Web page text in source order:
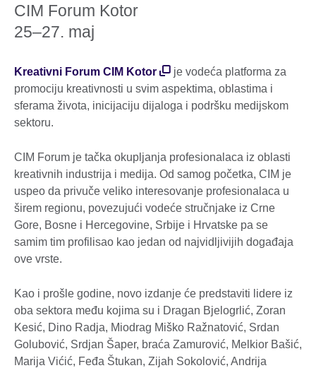
CIM Forum Kotor
25–27. maj
Kreativni Forum CIM Kotor
je vodeća platforma za
promociju kreativnosti u svim aspektima, oblastima i
sferama života, inicijaciju dijaloga i podršku medijskom
sektoru.
CIM Forum je tačka okupljanja profesionalaca iz oblasti
kreativnih industrija i medija. Od samog početka, CIM je
uspeo da privuče veliko interesovanje profesionalaca u
širem regionu, povezujući vodeće stručnjake iz Crne
Gore, Bosne i Hercegovine, Srbije i Hrvatske pa se
samim tim profilisao kao jedan od najvidljivijih događaja
ove vrste.
Kao i prošle godine, novo izdanje će predstaviti lidere iz
oba sektora među kojima su i Dragan Bjelogrlić, Zoran
Kesić, Dino Radja, Miodrag Miško Ražnatović, Srdan
Golubović, Srdjan Šaper, braća Zamurović, Melkior Bašić,
Marija Vićić, Feđa Štukan, Zijah Sokolović, Andrija